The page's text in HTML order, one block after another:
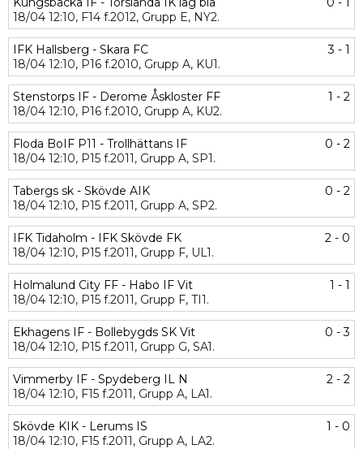
18/04 12:10, F14 f.2012, Grupp E, NY2.
IFK Hallsberg - Skara FC
3 - 1
18/04 12:10, P16 f.2010, Grupp A, KU1.
Stenstorps IF - Derome Åskloster FF
1 - 2
18/04 12:10, P16 f.2010, Grupp A, KU2.
Floda BoIF P11 - Trollhättans IF
0 - 2
18/04 12:10, P15 f.2011, Grupp A, SP1.
Tabergs sk - Skövde AIK
0 - 2
18/04 12:10, P15 f.2011, Grupp A, SP2.
IFK Tidaholm - IFK Skövde FK
2 - 0
18/04 12:10, P15 f.2011, Grupp F, UL1.
Holmalund City FF - Habo IF Vit
1 - 1
18/04 12:10, P15 f.2011, Grupp F, TI1.
Ekhagens IF - Bollebygds SK Vit
0 - 3
18/04 12:10, P15 f.2011, Grupp G, SA1.
Vimmerby IF - Spydeberg IL N
2 - 2
18/04 12:10, F15 f.2011, Grupp A, LA1.
Skövde KIK - Lerums IS
1 - 0
18/04 12:10, F15 f.2011, Grupp A, LA2.